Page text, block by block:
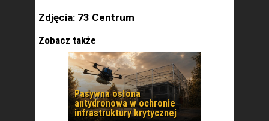
Zdjęcia: 73 Centrum
Zobacz także
Pasywna osłona
antydronowa w ochronie
infrastruktury krytycznej